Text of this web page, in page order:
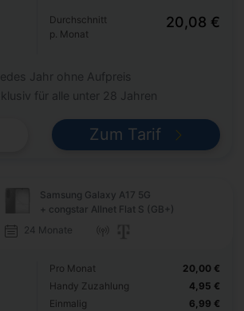
Durchschnitt
p. Monat
20,08 €
Jahr ohne Aufpreis
für alle unter 28 Jahren
Zum Tarif
Samsung Galaxy A17 5G
+ congstar Allnet Flat S (GB+)
24 Monate
Pro Monat
Handy Zuzahlung
Einmalig
20,00 €
4,95 €
6,99 €